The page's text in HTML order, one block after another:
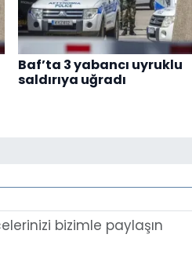
Baf’ta 3 yabancı uyruklu
saldırıya uğradı